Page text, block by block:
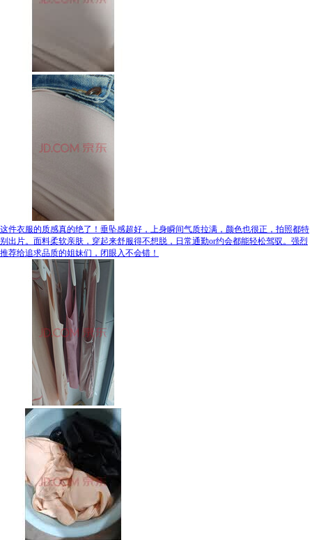
这件衣服的质感真的绝了！垂坠感超好，上身瞬间气质拉满，颜色也很正，拍照都特
别出片。面料柔软亲肤，穿起来舒服得不想脱，日常通勤or约会都能轻松驾驭。强烈
推荐给追求品质的姐妹们，闭眼入不会错！